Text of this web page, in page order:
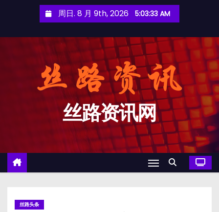
周日. 8 月 9th, 2026 5:03:33 AM
丝路资讯网
丝路头条